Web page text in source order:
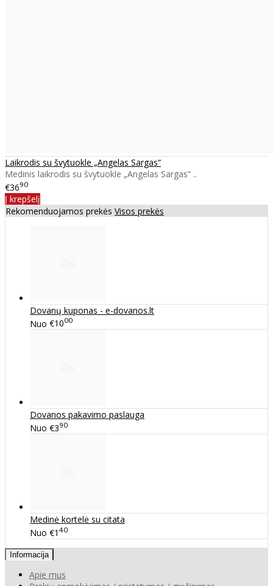
Laikrodis su švytuokle „Angelas Sargas“
Medinis laikrodis su švytuokle „Angelas Sargas“ ..
€3690
Į krepšelį
Rekomenduojamos prekės Visos prekės
Dovanų kuponas - e-dovanos.lt
Nuo €1000
Dovanos pakavimo paslauga
Nuo €390
Medinė kortelė su citata
Nuo €1 40
Informacija
Apie mus